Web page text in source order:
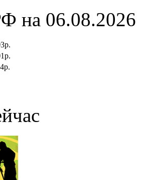
на 06.08.2026